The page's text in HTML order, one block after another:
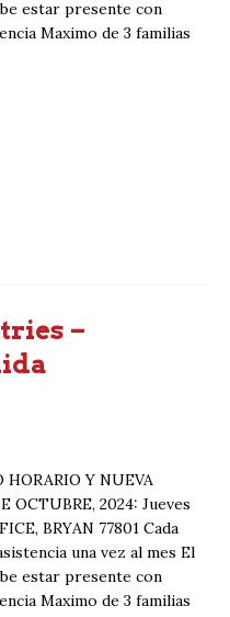
estar presente con
Maximo de 3 familias
–
Y NUEVA
OCTUBRE, 2024: Jueves
BRYAN 77801 Cada
una vez al mes El
estar presente con
Maximo de 3 familias